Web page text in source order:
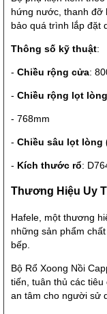
hứng nước, thanh đỡ
bảo quá trình lắp đặt
Thông số kỹ thuật:
- Chiều rộng cửa:
- Chiều rộng lọt
- 768mm
- Chiều sâu lọt lòng
- Kích thước rổ:
Thương Hiệu Uy
Hafele, một thương
những sản phẩm
bếp.
Bộ Rổ Xoong Nồi
tiến, tuân thủ các
an tâm cho người sử